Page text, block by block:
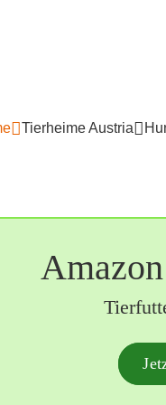
Tierheime Austria